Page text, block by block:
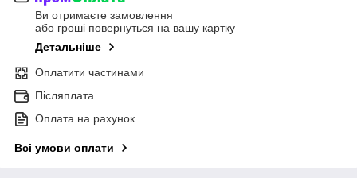
Ви отримаєте замовлення
або гроші повернуться на вашу картку
Детальніше
Оплатити частинами
Післяплата
Оплата на рахунок
Всі умови оплати